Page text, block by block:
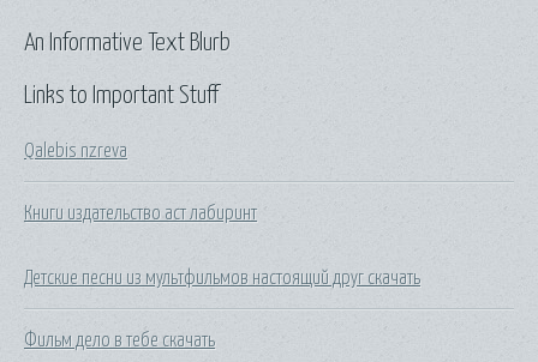
Links to Important Stuff
Qalebis nzreva
Книги издательство аст лабиринт
Детские песни из мультфильмов настоящий друг скачать
Фильм дело в тебе скачать
An Informative Text Blurb